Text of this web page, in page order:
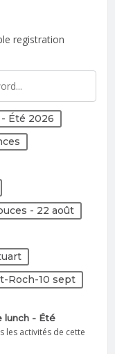
registration
Été 2026
- 22 août
Roch-10 sept
lunch - Été
les activités de cette